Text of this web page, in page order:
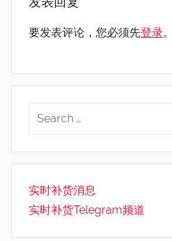
要发表评论，您必须先登录。
实时补货消息
实时补货Telegram频道